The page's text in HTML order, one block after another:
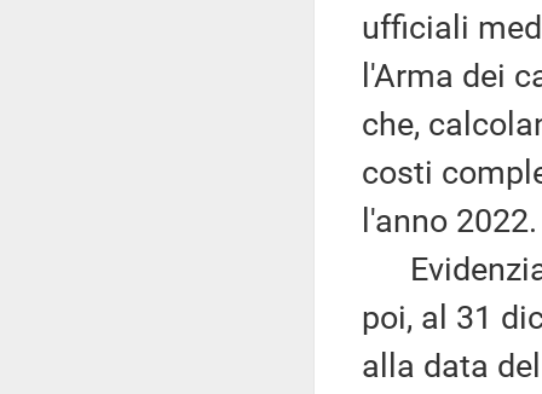
ufficiali
l'Arma dei
che,
costi
l'anno 2022.
Evidenzia
poi, al 31
alla data